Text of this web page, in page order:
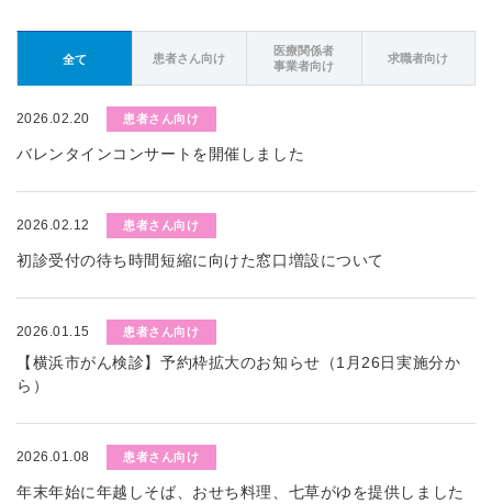
全て 患者さん向け
医療関係者
事業者向け
求職者向け
2026.02.20 患者さん向け
バレンタインコンサートを開催しました
2026.02.12 患者さん向け
初診受付の待ち時間短縮に向けた窓口増設について
2026.01.15 患者さん向け
【横浜市がん検診】予約枠拡大のお知らせ（1月26日実施分か
ら）
2026.01.08 患者さん向け
年末年始に年越しそば、おせち料理、七草がゆを提供しました